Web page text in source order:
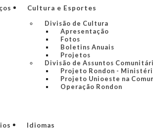
Cultura e Esportes
Divisão de Cultura
Apresentação
Fotos
Boletins Anuais
Projetos
Divisão de Assuntos
Projeto Rondon -
Projeto Unioeste na
Operação Rondon
Idiomas